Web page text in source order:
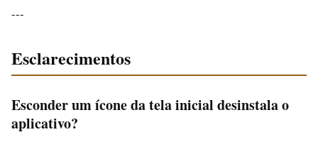
---
Esclarecimentos
Esconder um ícone da tela inicial desinstala o
aplicativo?